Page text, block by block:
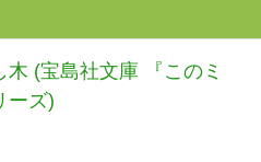
木 (宝島社文庫 『このミ
ーズ)